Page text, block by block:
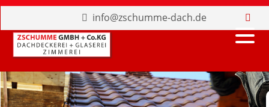
info@zschumme-dach.de